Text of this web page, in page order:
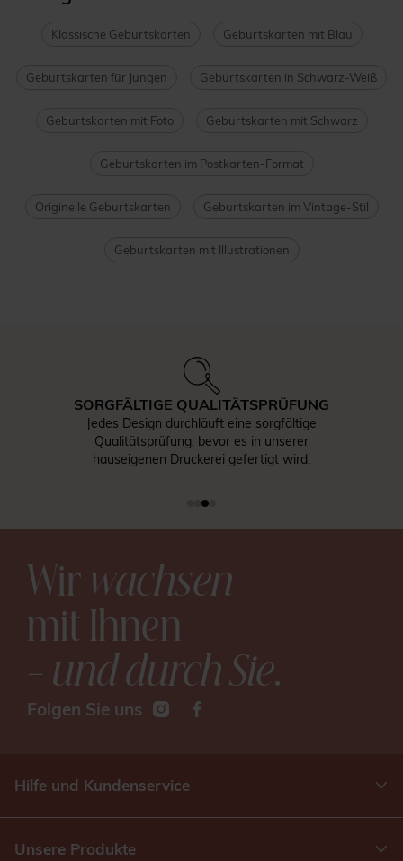
Klassische Geburtskarten Geburtskarten mit Blau
Geburtskarten für Jungen Geburtskarten in Schwarz-Weiß
Geburtskarten mit Foto Geburtskarten mit Schwarz
Geburtskarten im Postkarten-Format
Originelle Geburtskarten Geburtskarten im Vintage-Stil
Geburtskarten mit Illustrationen
SORGFÄLTIGE QUALITÄTSPRÜFUNG
Jedes Design durchläuft eine sorgfältige
Qualitätsprüfung, bevor es in unserer
hauseigenen Druckerei gefertigt wird.
Wirwachsen
mit Ihnen
– und durch Sie.
Folgen Sie uns
Hilfe und Kundenservice
Unsere Produkte